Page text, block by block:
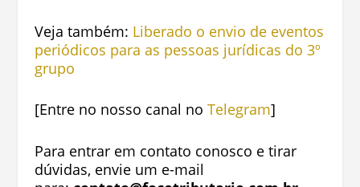
Veja também: Liberado o envio de eventos
periódicos para as pessoas jurídicas do 3º
grupo
[Entre no nosso canal no Telegram]
Para entrar em contato conosco e tirar
dúvidas, envie um e-mail